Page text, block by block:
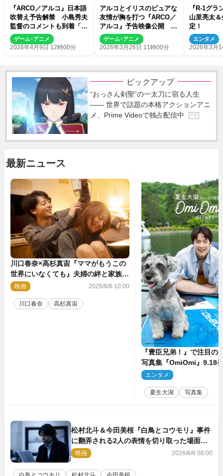
『ARCO／アルコ』日本語
吹替え予告解禁 小島秀夫
監督のコメントも到着「こ
んなキュートな娯楽アニメ
を観たのは久しぶりだ」
ゲーム･アニメ
2026年4月9日 12時00分
アルコとイリスのピュアな
友情が胸を打つ『ARCO／
アルコ』予告映像公開 監
督インタビューも到着
ゲーム･アニメ
2026年3月26日 11時00分
『R‐1グ
山里亮太
定！
エンタメ
2026年3月
ピックアップ
“おっさん剣聖”の一太刀に宿る人生
―― 世界で話題の本格アクションアニ
メ、Prime Videoで独占配信中
P R
最新ニュース
川口春奈×高杉真宙『ママがもうこの
世界にいなくても』夫婦の絆と家族の
愛を映す場面写真公開
映画 2026/8/6 10:00
川口春奈 高杉真宙
『豊臣兄弟！』で注目の
写真集『OmiOmi』9.18
行カット解禁
エンタメ
夏生大湖 写真集
松村北斗＆今田美桜『白鳥とコウモリ』事件
に翻弄される2人の表情を切り取った場面写
真解禁
映画 2026/8/6 08:00